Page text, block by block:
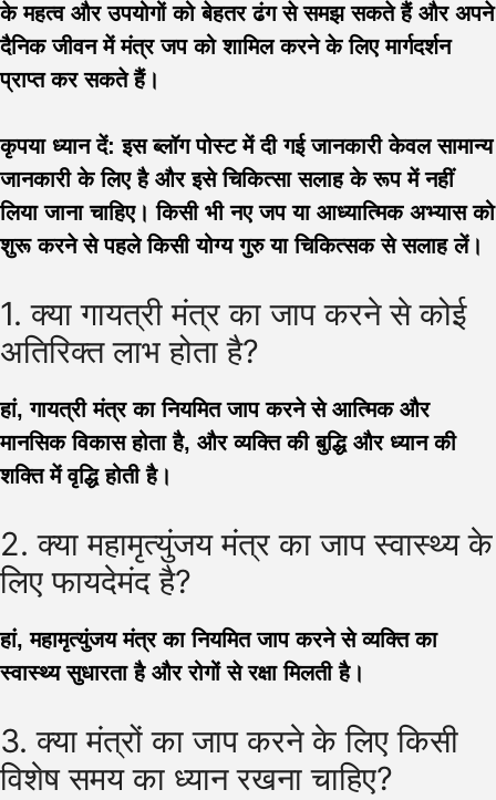
के महत्व और उपयोगों को बेहतर ढंग से समझ सकते हैं और अपने
दैनिक जीवन में मंत्र जप को शामिल करने के लिए मार्गदर्शन
प्राप्त कर सकते हैं।
कृपया ध्यान दें: इस ब्लॉग पोस्ट में दी गई जानकारी केवल सामान्य
जानकारी के लिए है और इसे चिकित्सा सलाह के रूप में नहीं
लिया जाना चाहिए। किसी भी नए जप या आध्यात्मिक अभ्यास को
शुरू करने से पहले किसी योग्य गुरु या चिकित्सक से सलाह लें।
1. क्या गायत्री मंत्र का जाप करने से कोई
अतिरिक्त लाभ होता है?
हां, गायत्री मंत्र का नियमित जाप करने से आत्मिक और
मानसिक विकास होता है, और व्यक्ति की बुद्धि और ध्यान की
शक्ति में वृद्धि होती है।
2. क्या महामृत्युंजय मंत्र का जाप स्वास्थ्य के
लिए फायदेमंद है?
हां, महामृत्युंजय मंत्र का नियमित जाप करने से व्यक्ति का
स्वास्थ्य सुधारता है और रोगों से रक्षा मिलती है।
3. क्या मंत्रों का जाप करने के लिए किसी
विशेष समय का ध्यान रखना चाहिए?